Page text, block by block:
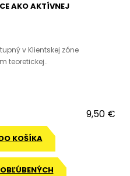
AKO AKTÍVNEJ
v Klientskej zóne
teoretickej..
9,50 €
KOŠÍKA